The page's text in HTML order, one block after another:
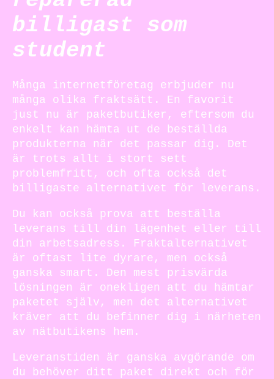
billigast som
student
Många internetföretag erbjuder nu
många olika fraktsätt. En favorit
just nu är paketbutiker, eftersom du
enkelt kan hämta ut de beställda
produkterna när det passar dig. Det
är trots allt i stort sett
problemfritt, och ofta också det
billigaste alternativet för leverans.
Du kan också prova att beställa
leverans till din lägenhet eller till
din arbetsadress. Fraktalternativet
är oftast lite dyrare, men också
ganska smart. Den mest prisvärda
lösningen är onekligen att du hämtar
paketet själv, men det alternativet
kräver att du befinner dig i närheten
av nätbutikens hem.
Leveranstiden är ganska avgörande om
du behöver ditt paket direkt och för